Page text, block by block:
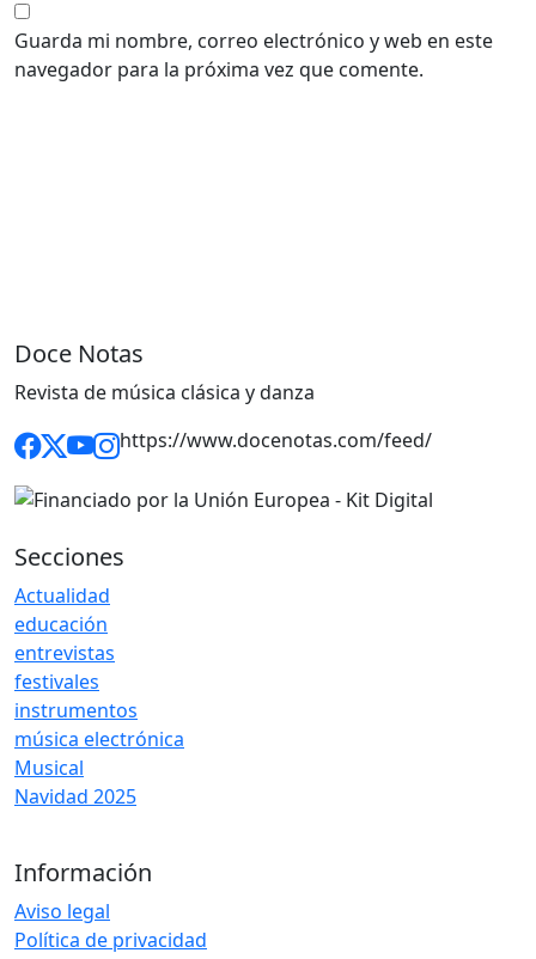
Guarda mi nombre, correo electrónico y web en este
navegador para la próxima vez que comente.
Doce Notas
Revista de música clásica y danza
https://www.docenotas.com/feed/
Secciones
Actualidad
educación
entrevistas
festivales
instrumentos
música electrónica
Musical
Navidad 2025
Información
Aviso legal
Política de privacidad